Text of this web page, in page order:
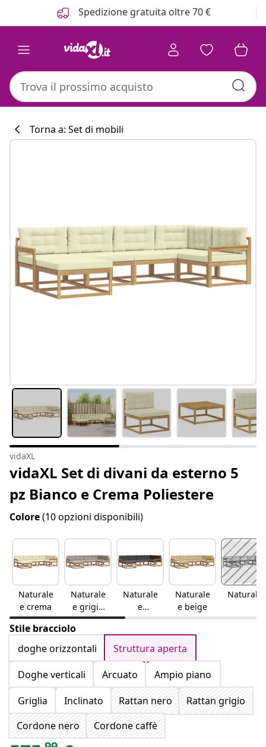
Spedizione gratuita oltre 70 €
Torna a: Set di mobili
vidaXL
vidaXL Set di divani da esterno 5
pz Bianco e Crema Poliestere
Colore(10 opzioni disponibili)
Naturale
e crema
Naturale
e grigio
chiaro
Naturale
e
antracite
Naturale
e beige
Naturale
Stile bracciolo
doghe orizzontali
Struttura aperta
Doghe verticali
Arcuato
Ampio piano
Griglia
Inclinato Rattan nero
Rattan grigio
Cordone nero
Cordone caffè